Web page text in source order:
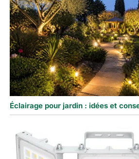
Éclairage pour jardin : idées et